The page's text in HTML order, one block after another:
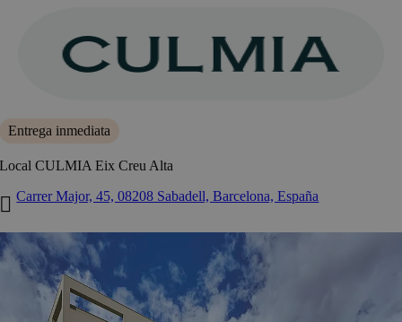
Entrega inmediata
Local CULMIA Eix Creu Alta
Carrer Major, 45, 08208 Sabadell, Barcelona, España